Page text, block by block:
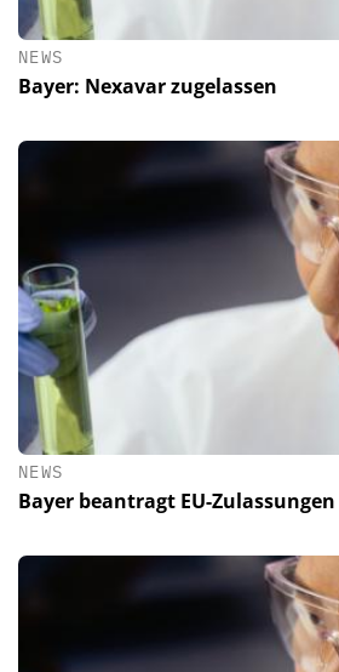
NEWS
Bayer: Nexavar zugelassen
NEWS
Bayer beantragt EU-Zulassungen